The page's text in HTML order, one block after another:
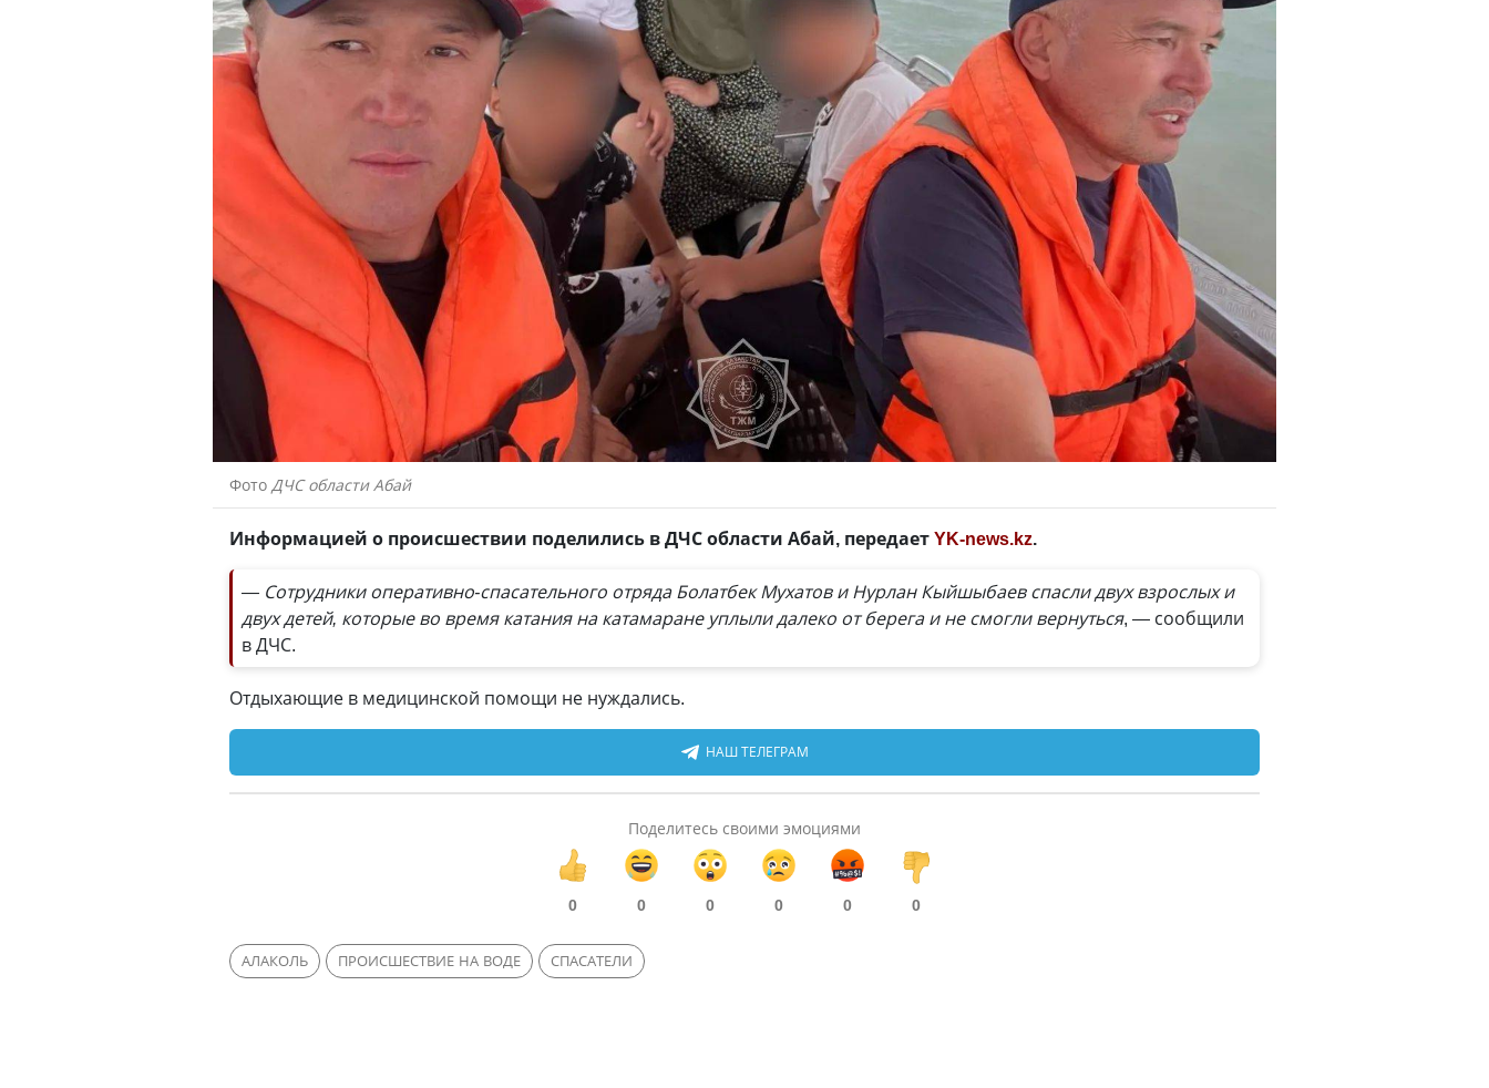
Фото ДЧС области Абай
Информацией о происшествии поделились в ДЧС области Абай, передаетYK-news.kz.
— Сотрудники оперативно-спасательного отряда Болатбек Мухатов и Нурлан Кыйшыбаев спасли двух взрослых и
двух детей, которые во время катания на катамаране уплыли далеко от берега и не смогли вернуться, — сообщили
в ДЧС.
Отдыхающие в медицинской помощи не нуждались.
НАШ ТЕЛЕГРАМ
Поделитесь своими эмоциями
0 0 0 0 0 0
АЛАКОЛЬ ПРОИСШЕСТВИЕ НА ВОДЕ СПАСАТЕЛИ